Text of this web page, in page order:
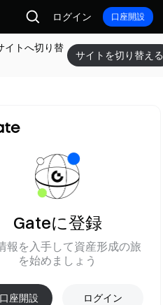
報酬 ログイン 口座開設
イトへ切り替
サイトを切り替える
Gateに登録
報を入手して資産形成の旅
を始めましょう
口座開設 ログイン